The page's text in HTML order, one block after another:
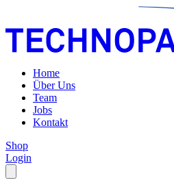
Home
Über Uns
Team
Jobs
Kontakt
Shop
Login